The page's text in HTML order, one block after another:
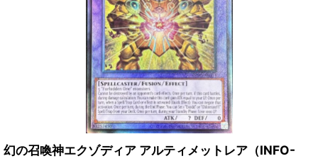
幻の召喚神エクゾディア アルティメットレア（INFO-